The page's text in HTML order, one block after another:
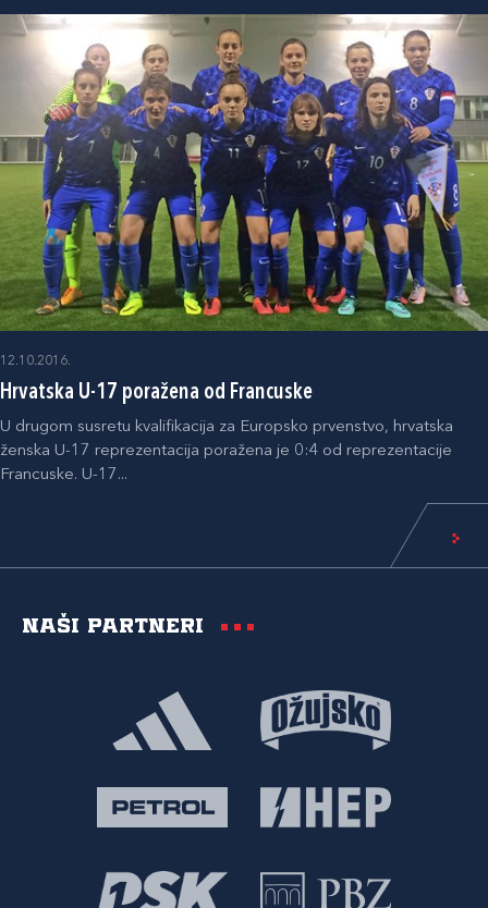
12.10.2016.
Hrvatska U-17 poražena od Francuske
U drugom susretu kvalifikacija za Europsko prvenstvo, hrvatska
ženska U-17 reprezentacija poražena je 0:4 od reprezentacije
Francuske. U-17...
Naši partneri